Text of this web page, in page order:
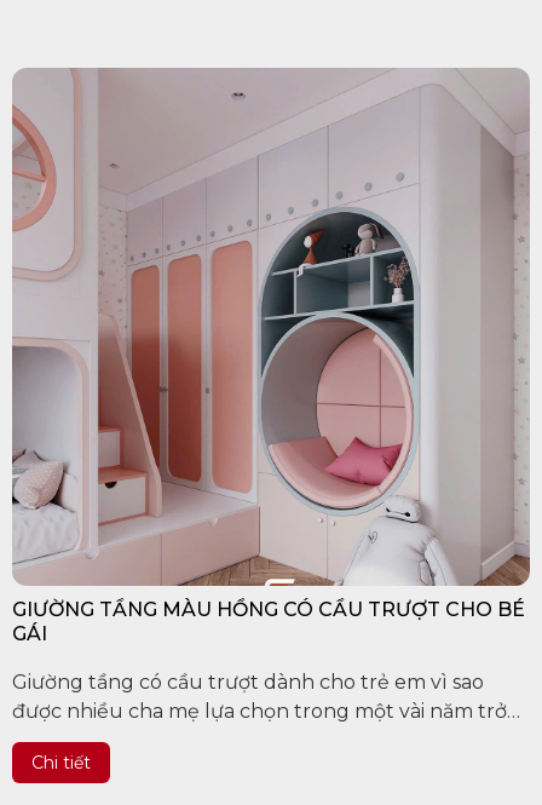
GIƯỜNG TẦNG MÀU HỒNG CÓ CẦU TRƯỢT CHO BÉ
GÁI
Giường tầng có cầu trượt dành cho trẻ em vì sao
được nhiều cha mẹ lựa chọn trong một vài năm trở
lại đây? Xét về tổng thể, mẫu giường tầng này có đầy
đủ tính năng cần thiết...
Chi tiết